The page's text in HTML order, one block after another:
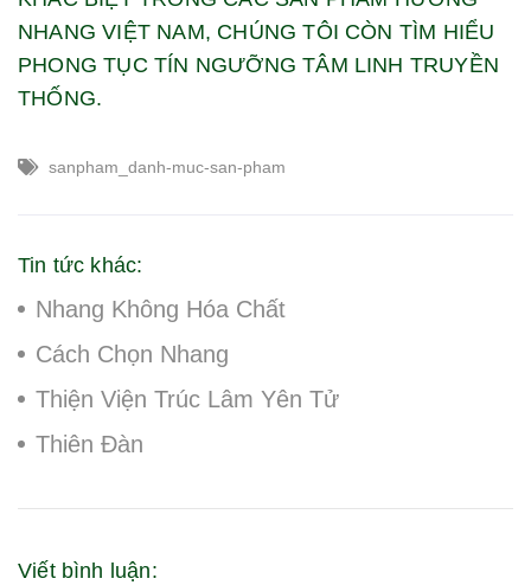
NHANG VIỆT NAM, CHÚNG TÔI CÒN TÌM HIỂU
PHONG TỤC TÍN NGƯỠNG TÂM LINH TRUYỀN
THỐNG.
sanpham_danh-muc-san-pham
Tin tức khác:
Nhang Không Hóa Chất
Cách Chọn Nhang
Thiện Viện Trúc Lâm Yên Tử
Thiên Đàn
Viết bình luận: